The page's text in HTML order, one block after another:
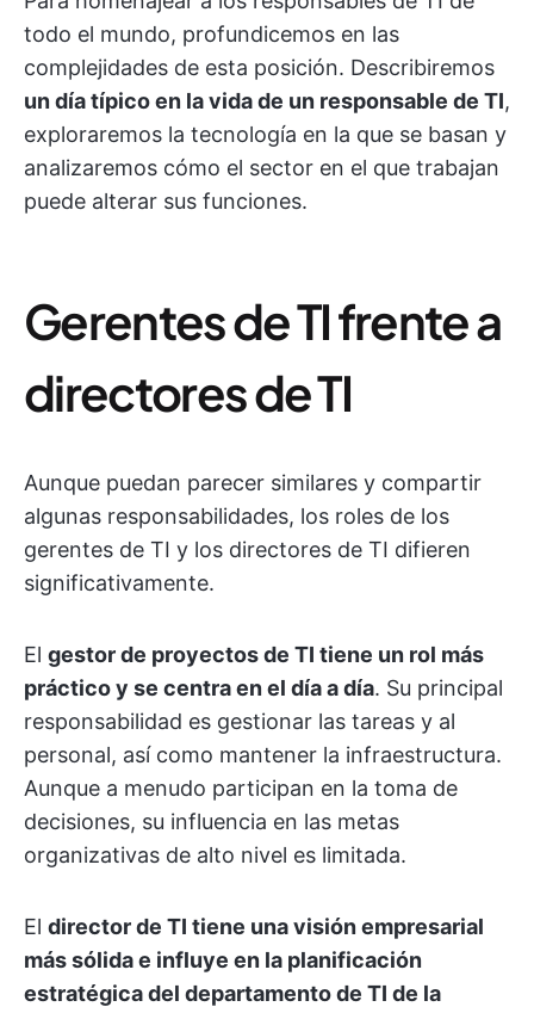
todo el mundo, profundicemos en las
complejidades de esta posición. Describiremos
un día típico en la vida de un responsable de TI,
exploraremos la tecnología en la que se basan y
analizaremos cómo el sector en el que trabajan
puede alterar sus funciones.
Gerentes de TI frente a
directores de TI
Aunque puedan parecer similares y compartir
algunas responsabilidades, los roles de los
gerentes de TI y los directores de TI difieren
significativamente.
El gestor de proyectos de TI tiene un rol más
práctico y se centra en el día a día. Su principal
responsabilidad es gestionar las tareas y al
personal, así como mantener la infraestructura.
Aunque a menudo participan en la toma de
decisiones, su influencia en las metas
organizativas de alto nivel es limitada.
El director de TI tiene una visión empresarial
más sólida e influye en la planificación
estratégica del departamento de TI de la